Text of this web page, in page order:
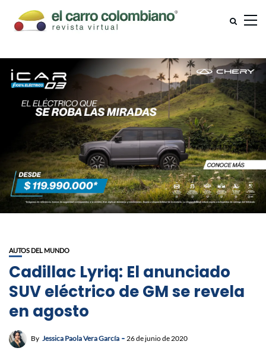
AUTOS DEL MUNDO
Cadillac Lyriq: El anunciado
SUV eléctrico de GM se revela
en agosto
By Jessica Paola Vera García 26 de junio de 2020